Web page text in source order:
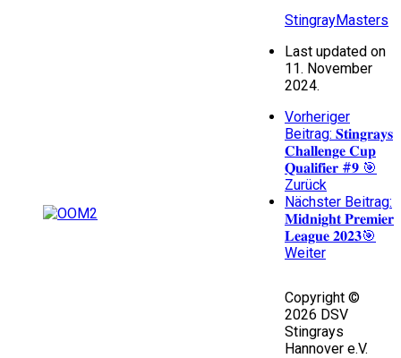
StingrayMasters
Last updated on
11. November
2024.
Vorheriger
Beitrag: 𝐒𝐭𝐢𝐧𝐠𝐫𝐚𝐲𝐬
𝐂𝐡𝐚𝐥𝐥𝐞𝐧𝐠𝐞 𝐂𝐮𝐩
𝐐𝐮𝐚𝐥𝐢𝐟𝐢𝐞𝐫 #𝟗 🎯
Zurück
Nächster Beitrag:
𝐌𝐢𝐝𝐧𝐢𝐠𝐡𝐭 𝐏𝐫𝐞𝐦𝐢𝐞𝐫
𝐋𝐞𝐚𝐠𝐮𝐞 𝟐𝟎𝟐𝟑🎯
Weiter
Copyright ©
2026 DSV
Stingrays
Hannover e.V.